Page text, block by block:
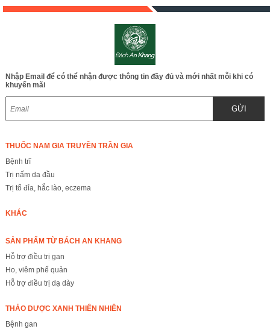
Nhập Email để có thể nhận được thông tin đầy đủ và mới nhất mỗi khi có
khuyến mãi
GỬI
THUỐC NAM GIA TRUYỀN TRẦN GIA
Bệnh trĩ
Trị nấm da đầu
Trị tổ đỉa, hắc lào, eczema
KHÁC
SẢN PHẨM TỪ BÁCH AN KHANG
Hỗ trợ điều trị gan
Ho, viêm phế quản
Hỗ trợ điều trị dạ dày
THẢO DƯỢC XANH THIÊN NHIÊN
Bệnh gan